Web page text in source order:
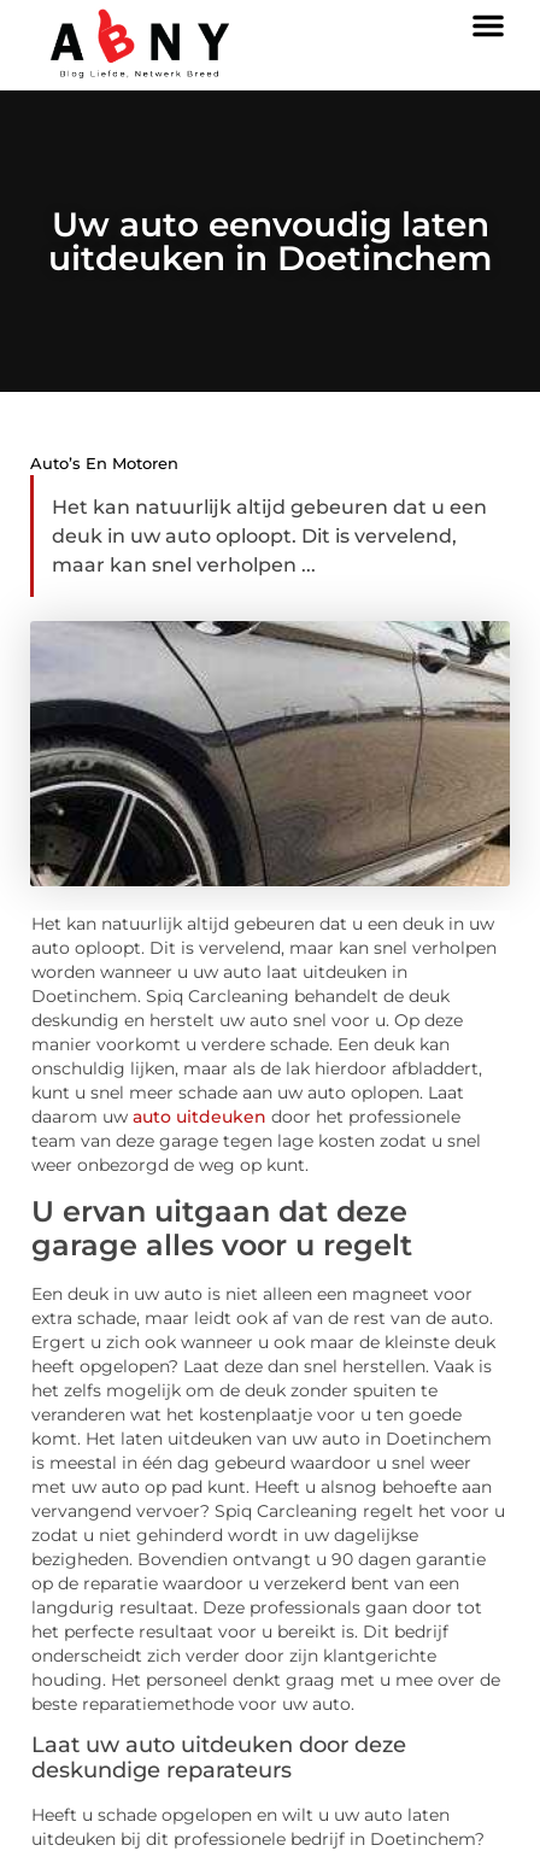
Uw auto eenvoudig laten
uitdeuken in Doetinchem
Auto’s En Motoren
Het kan natuurlijk altijd gebeuren dat u een
deuk in uw auto oploopt. Dit is vervelend,
maar kan snel verholpen ...
Het kan natuurlijk altijd gebeuren dat u een deuk in uw
auto oploopt. Dit is vervelend, maar kan snel verholpen
worden wanneer u uw auto laat uitdeuken in
Doetinchem. Spiq Carcleaning behandelt de deuk
deskundig en herstelt uw auto snel voor u. Op deze
manier voorkomt u verdere schade. Een deuk kan
onschuldig lijken, maar als de lak hierdoor afbladdert,
kunt u snel meer schade aan uw auto oplopen. Laat
daarom uw auto uitdeuken door het professionele
team van deze garage tegen lage kosten zodat u snel
weer onbezorgd de weg op kunt.
U ervan uitgaan dat deze
garage alles voor u regelt
Een deuk in uw auto is niet alleen een magneet voor
extra schade, maar leidt ook af van de rest van de auto.
Ergert u zich ook wanneer u ook maar de kleinste deuk
heeft opgelopen? Laat deze dan snel herstellen. Vaak is
het zelfs mogelijk om de deuk zonder spuiten te
veranderen wat het kostenplaatje voor u ten goede
komt. Het laten uitdeuken van uw auto in Doetinchem
is meestal in één dag gebeurd waardoor u snel weer
met uw auto op pad kunt. Heeft u alsnog behoefte aan
vervangend vervoer? Spiq Carcleaning regelt het voor u
zodat u niet gehinderd wordt in uw dagelijkse
bezigheden. Bovendien ontvangt u 90 dagen garantie
op de reparatie waardoor u verzekerd bent van een
langdurig resultaat. Deze professionals gaan door tot
het perfecte resultaat voor u bereikt is. Dit bedrijf
onderscheidt zich verder door zijn klantgerichte
houding. Het personeel denkt graag met u mee over de
beste reparatiemethode voor uw auto.
Laat uw auto uitdeuken door deze
deskundige reparateurs
Heeft u schade opgelopen en wilt u uw auto laten
uitdeuken bij dit professionele bedrijf in Doetinchem?